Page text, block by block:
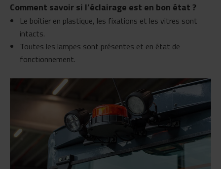
Comment savoir si l’éclairage est en bon état ?
Le boîtier en plastique, les fixations et les vitres sont
intacts.
Toutes les lampes sont présentes et en état de
fonctionnement.